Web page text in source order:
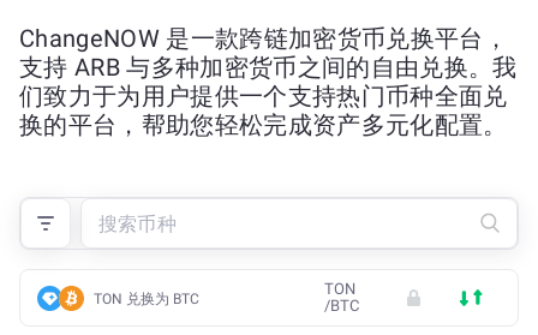
ChangeNOW 是一款跨链加密货币兑换平台，
支持 ARB 与多种加密货币之间的自由兑换。我
们致力于为用户提供一个支持热门币种全面兑
换的平台，帮助您轻松完成资产多元化配置。
TON 兑换为 BTC
TON
/BTC